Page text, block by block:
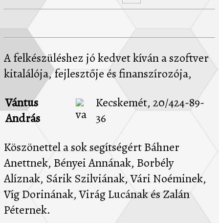
A felkészüléshez jó kedvet kíván a szoftver
kitalálója, fejlesztője és finanszírozója,
Vántus
András
Kecskemét, 20/424-89-
36
Köszönettel a sok segítségért Báhner
Anettnek, Bényei Annának, Borbély
Alíznak, Sárik Szilviának, Vári Noéminek,
Víg Dorinának, Virág Lucának és Zalán
Péternek.